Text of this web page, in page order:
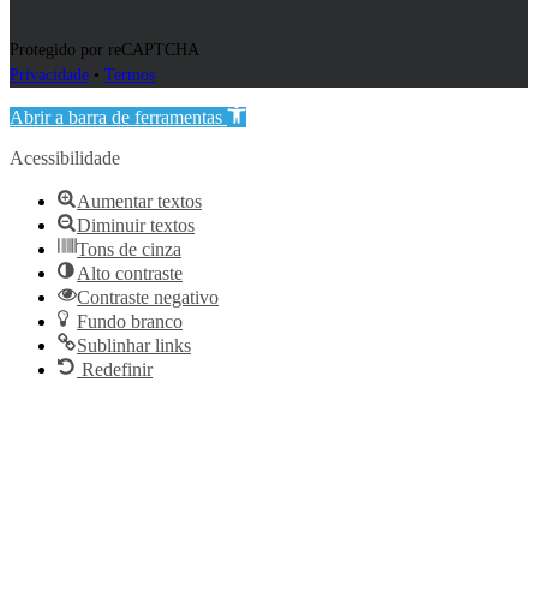
Protegido por reCAPTCHA
Privacidade • Termos
Abrir a barra de ferramentas
Acessibilidade
Aumentar textos
Diminuir textos
Tons de cinza
Alto contraste
Contraste negativo
Fundo branco
Sublinhar links
Redefinir